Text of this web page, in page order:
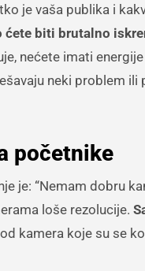
je vaša publika i
biti brutalno
nećete imati
neki problem
početnike
je: “Nemam dobru
loše rezolucije.
kamera koje su se